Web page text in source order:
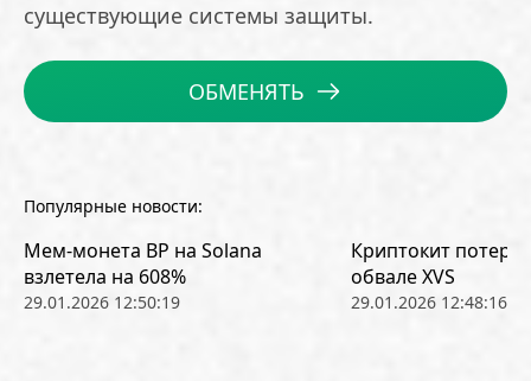
существующие системы защиты.
ОБМЕНЯТЬ
Популярные новости:
Мем-монета BP на Solana
взлетела на 608%
29.01.2026 12:50:19
Криптокит
обвале XVS
29.01.2026 12:48:16